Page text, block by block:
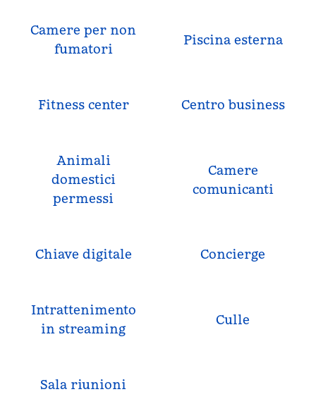
Camere per non
fumatori
Piscina esterna
Fitness center Centro business
Animali
domestici
permessi
Camere
comunicanti
Chiave digitale Concierge
Intrattenimento
in streaming
Culle
Sala riunioni